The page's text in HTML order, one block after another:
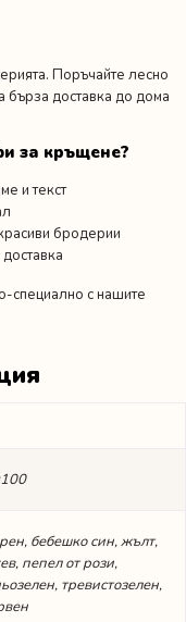
Поръчайте лесно
бърза доставка до дома
за кръщене?
и текст
бродерии
специално с нашите
бебешко син, жълт,
пепел от рози,
тревистозелен,